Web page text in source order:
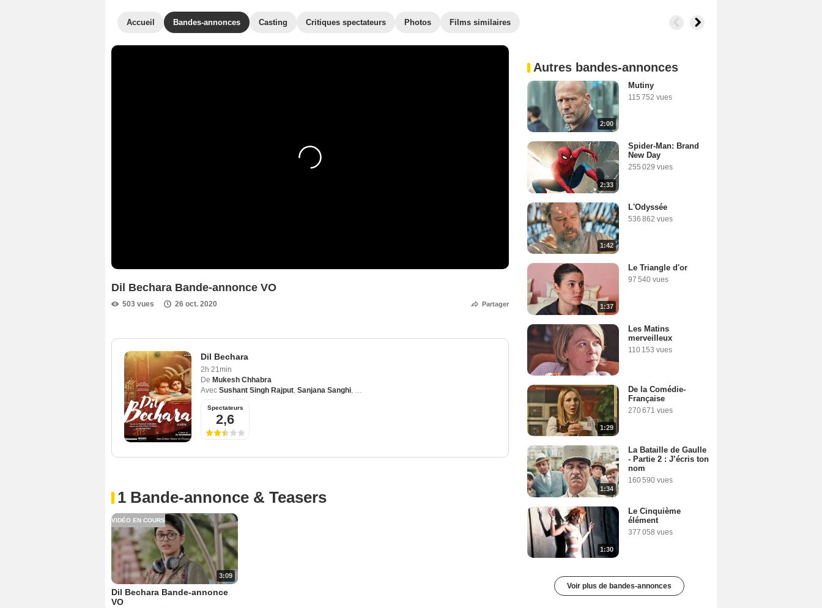
Accueil Bandes-annonces Casting Critiques spectateurs Photos Films similaires
Dil Bechara Bande-annonce VO
503 vues 26 oct. 2020 Partager
Dil Bechara
2h 21min
De Mukesh Chhabra
Avec Sushant Singh Rajput, Sanjana Sanghi, Sahil Vaid
Spectateurs
2,6
1 Bande-annonce & Teasers
3:09
VIDÉO EN COURS
Dil Bechara Bande-annonce
VO
Autres bandes-annonces
2:00
Mutiny
115 752 vues
2:33
Spider-Man: Brand
New Day
255 029 vues
1:42
L'Odyssée
536 862 vues
1:37
Le Triangle d'or
97 540 vues
Les Matins
merveilleux
110 153 vues
1:29
De la Comédie-
Française
270 671 vues
1:34
La Bataille de Gaulle
- Partie 2 : J’écris ton
nom
160 590 vues
1:30
Le Cinquième
élément
377 058 vues
Voir plus de bandes-annonces